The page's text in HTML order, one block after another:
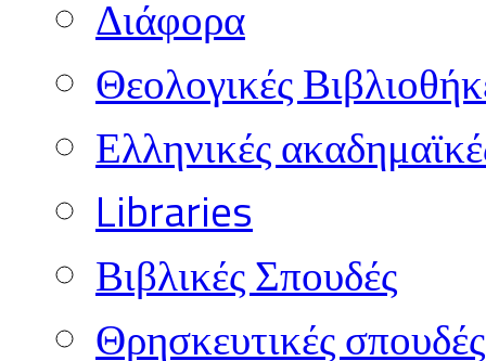
Διάφορα
Θεολογικές
Ελληνικές
Libraries
Βιβλικές Σπουδές
Θρησκευτικές